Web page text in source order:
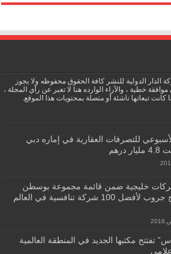
الدار الدولية للنشر كافة الحقوق محفوظه ولا يجوز
خطية ، والآراء الوارده هنا لا تعبر عن رأي المجلة ،
تبعاتها ناشئة أو متصلة بمحتويات هذا الموقع.
للتصرفات العقارية في إماره دبي
خليجية ضمن قائمة مجموعة بوسطن
كونسلتينج جروب لأفضل 100 شركة تنافسية في العالم
تفتتح مكتبها الجديد في المنطقة العالمية